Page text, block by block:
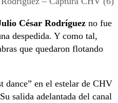
César Rodríguez no fue
despedida. Y como tal,
que quedaron flotando
dance” en el estelar de CHV
Su salida adelantada del canal